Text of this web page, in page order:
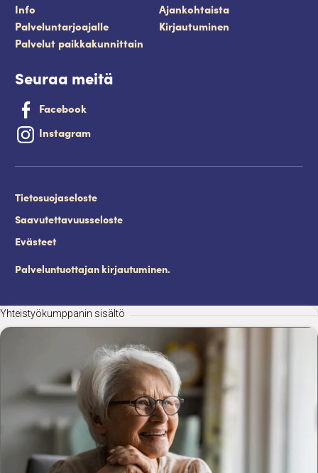
Info
Ajankohtaista
Palveluntarjoajalle
Kirjautuminen
Palvelut paikkakunnittain
Seuraa meitä
Facebook
Instagram
Tietosuojaseloste
Saavutettavuusseloste
Evästeet
Palveluntuottajan kirjautuminen.
Yhteistyökumppanin sisältö